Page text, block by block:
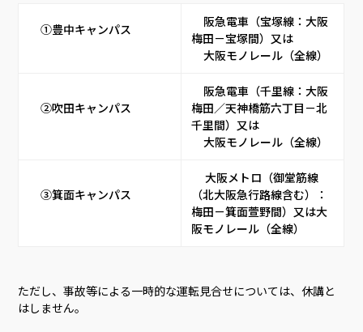
     ①豊中キャンパス
梅田－宝塚間）又は
     ②吹田キャンパス
梅田／天神橋筋六丁目－北
千里間）又は
     ③箕面キャンパス
（北大阪急行路線含む）：
梅田－箕面萱野間）又は大
阪モノレール（全線）
ただし、事故等による一時的な運転見合せについては、休講と
はしません。